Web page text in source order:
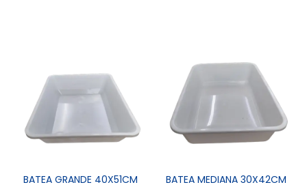
BATEA GRANDE 40X51CM BATEA MEDIANA 30X42CM